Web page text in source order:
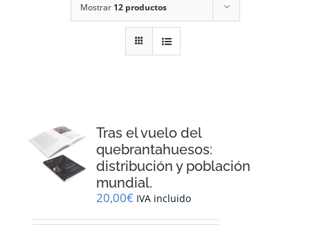
Mostrar 12 productos
Tras el vuelo del
quebrantahuesos:
distribución y población
mundial.
20,00€ IVA incluido